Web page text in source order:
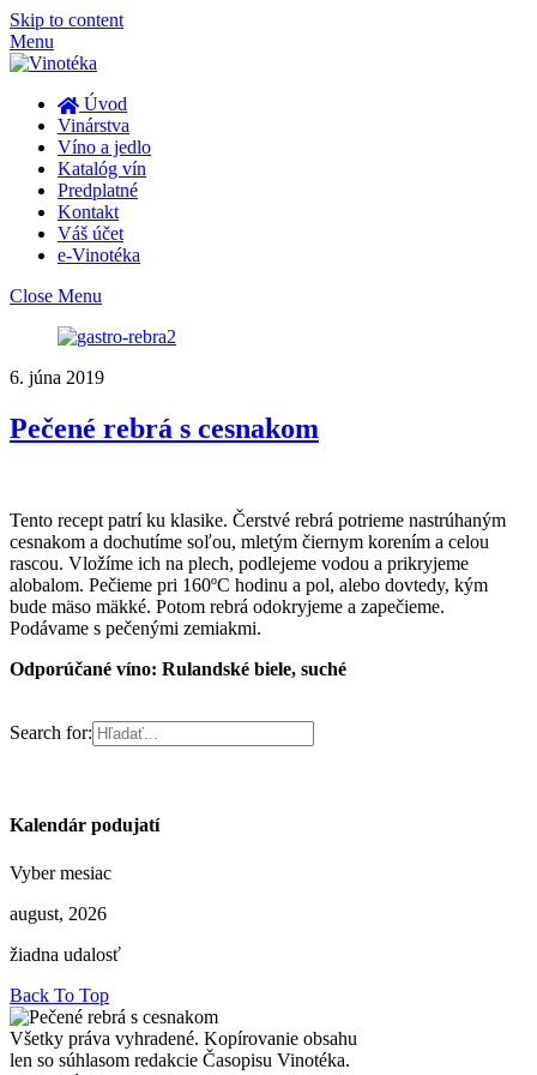
Skip to content
Menu
Úvod
Vinárstva
Víno a jedlo
Katalóg vín
Predplatné
Kontakt
Váš účet
e-Vinotéka
Close Menu
6. júna 2019
Pečené rebrá s cesnakom
Tento recept patrí ku klasike. Čerstvé rebrá potrieme nastrúhaným
cesnakom a dochutíme soľou, mletým čiernym korením a celou
rascou. Vložíme ich na plech, podlejeme vodou a prikryjeme
alobalom. Pečieme pri 160ºC hodinu a pol, alebo dovtedy, kým
bude mäso mäkké. Potom rebrá odokryjeme a zapečieme.
Podávame s pečenými zemiakmi.
Odporúčané víno: Rulandské biele, suché
Search for:
Kalendár podujatí
Vyber mesiac
august, 2026
žiadna udalosť
Back To Top
Všetky práva vyhradené. Kopírovanie obsahu
len so súhlasom redakcie Časopisu Vinotéka.